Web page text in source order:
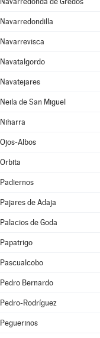
Navarredondilla
Navarrevisca
Navatalgordo
Navatejares
Neila de San Miguel
Niharra
Ojos-Albos
Orbita
Padiernos
Pajares de Adaja
Palacios de Goda
Papatrigo
Pascualcobo
Pedro Bernardo
Pedro-Rodríguez
Peguerinos